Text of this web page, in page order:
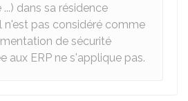
dans sa résidence
n'est pas considéré comme
de sécurité
aux ERP ne s'applique pas.